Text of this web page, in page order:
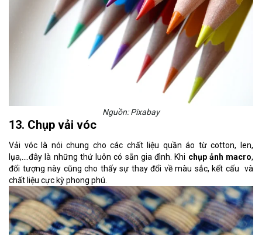
Nguồn: Pixabay
13. Chụp vải vóc
Vải vóc là nói chung cho các chất liệu quần áo từ cotton, len,
lụa,....đây là những thứ luôn có sẵn gia đình. Khi chụp ảnh macro,
đối tượng này cũng cho thấy sự thay đổi về màu sắc, kết cấu và
chất liệu cực kỳ phong phú.